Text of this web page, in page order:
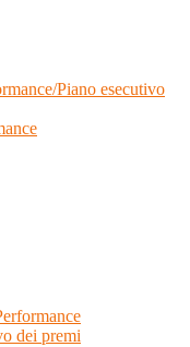
Piano esecutivo
dei premi